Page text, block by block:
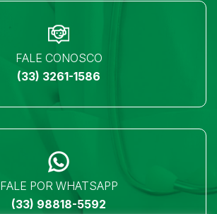
FALE CONOSCO
(33) 3261-1586
FALE POR WHATSAPP
(33) 98818-5592